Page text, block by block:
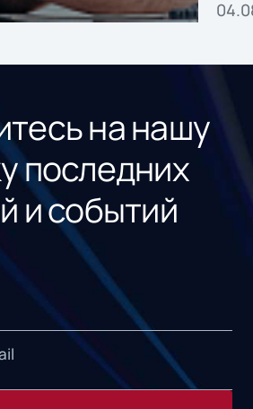
на нашу
последних
и событий